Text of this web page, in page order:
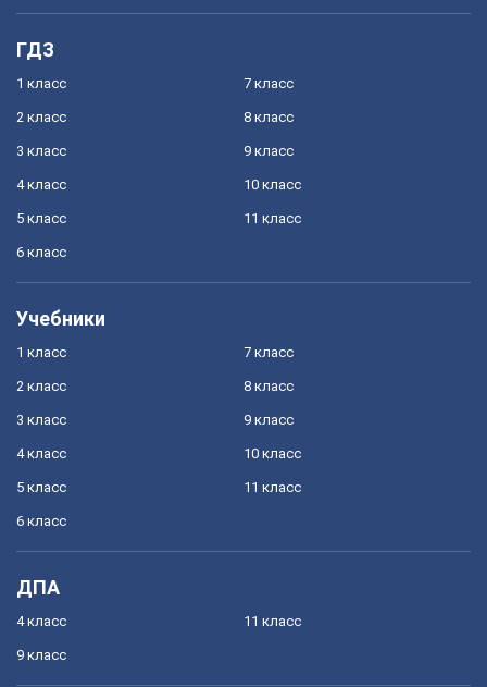
ГДЗ
1 класс
2 класс
3 класс
4 класс
5 класс
6 класс
7 класс
8 класс
9 класс
10 класс
11 класс
Учебники
1 класс
2 класс
3 класс
4 класс
5 класс
6 класс
7 класс
8 класс
9 класс
10 класс
11 класс
ДПА
4 класс
9 класс
11 класс